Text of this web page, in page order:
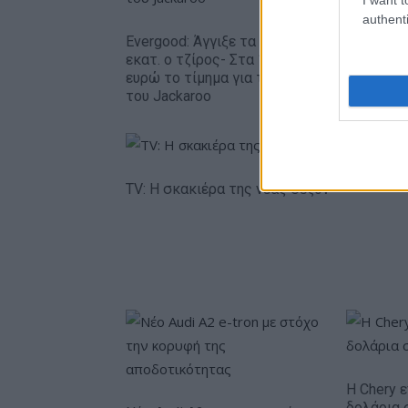
Evergood: Άγγιξε τα 300
εκατ. ο τζίρος- Στα 10 εκατ.
ευρώ το τίμημα για το 60%
του Jackaroo
THALIS
TV: Η σκακιέρα της νέας σεζόν
Η Chery